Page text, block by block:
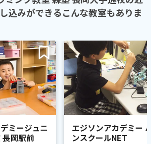
込みができるこんな教室もありま
ミージュニ
長岡駅前
エジソンアカデミー
ンスクールNET